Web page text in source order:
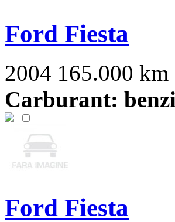
Ford Fiesta
2004 165.000 km
Carburant:
Ford Fiesta